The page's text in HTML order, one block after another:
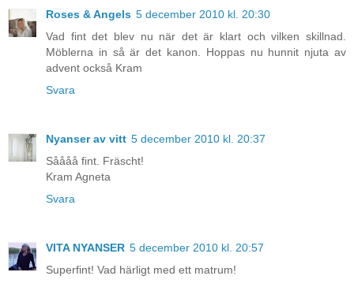
Roses & Angels 5 december 2010 kl. 20:30
Vad fint det blev nu när det är klart och vilken skillnad.
Möblerna in så är det kanon. Hoppas nu hunnit njuta av
advent också Kram
Svara
Nyanser av vitt 5 december 2010 kl. 20:37
Såååå fint. Fräscht!
Kram Agneta
Svara
VITA NYANSER 5 december 2010 kl. 20:57
Superfint! Vad härligt med ett matrum!